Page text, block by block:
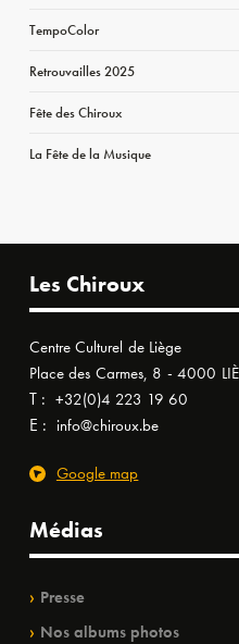
TempoColor
Retrouvailles 2025
Fête des Chiroux
La Fête de la Musique
Les Chiroux
Centre Culturel de Liège
Place des Carmes, 8 - 4000
T : +32(0)4 223 19 60
E : info@chiroux.be
Google map
Médias
Presse
Nos albums photos